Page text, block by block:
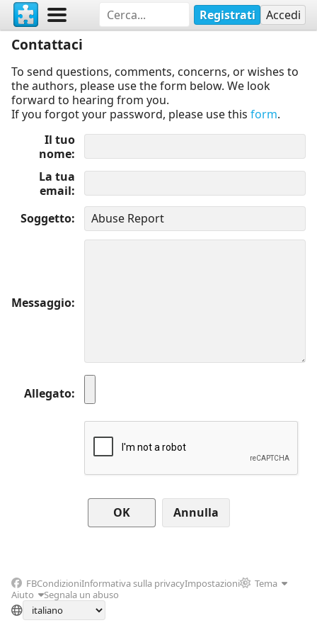
Registrati Accedi
Contattaci
To send questions, comments, concerns, or wishes to
the authors, please use the form below. We look
forward to hearing from you.
If you forgot your password, please use this form.
Il tuo
nome
La tua
email
Soggetto
Messaggio
Allegato
Annulla
FBCondizioniInformativa sulla privacyImpostazioni
Tema
Aiuto
Segnala un abuso